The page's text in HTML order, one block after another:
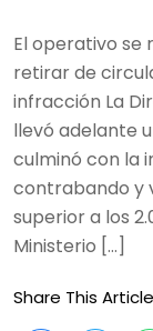
El operativo se
retirar de
infracción La
llevó adelante
culminó con la
contrabando y
superior a los
Ministerio […]
Share This